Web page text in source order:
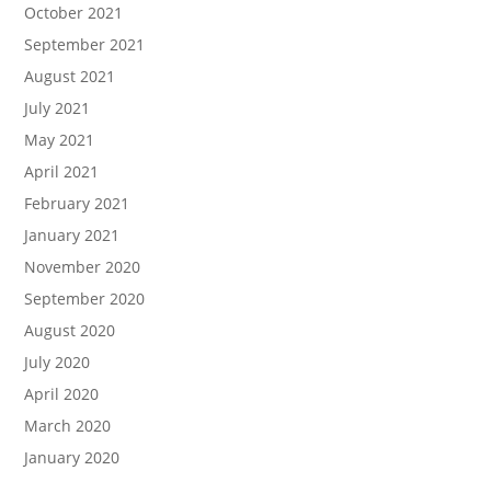
October 2021
September 2021
August 2021
July 2021
May 2021
April 2021
February 2021
January 2021
November 2020
September 2020
August 2020
July 2020
April 2020
March 2020
January 2020